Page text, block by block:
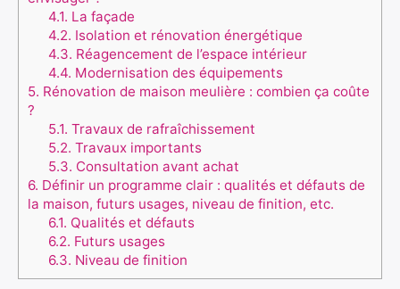
4.1. La façade
4.2. Isolation et rénovation énergétique
4.3. Réagencement de l’espace intérieur
4.4. Modernisation des équipements
5. Rénovation de maison meulière : combien ça coûte
?
5.1. Travaux de rafraîchissement
5.2. Travaux importants
5.3. Consultation avant achat
6. Définir un programme clair : qualités et défauts de
la maison, futurs usages, niveau de finition, etc.
6.1. Qualités et défauts
6.2. Futurs usages
6.3. Niveau de finition